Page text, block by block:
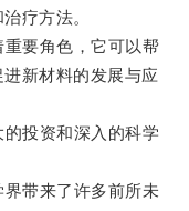
疗方法。
要角色，它可以帮
新材料的发展与应
投资和深入的科学
带来了许多前所未